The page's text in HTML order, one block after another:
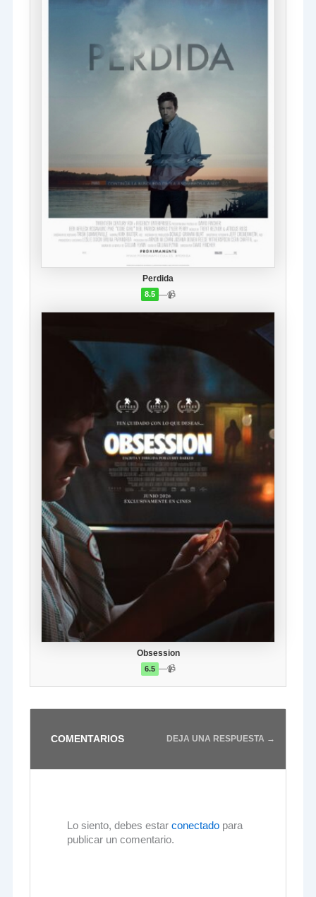
Perdida
8.5 —📹
Obsession
6.5 —📹
COMENTARIOS DEJA UNA RESPUESTA →
Lo siento, debes estar conectadopara
publicar un comentario.